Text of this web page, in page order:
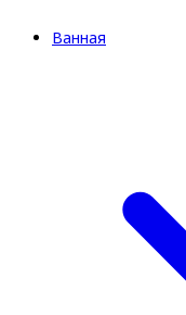
Ванная